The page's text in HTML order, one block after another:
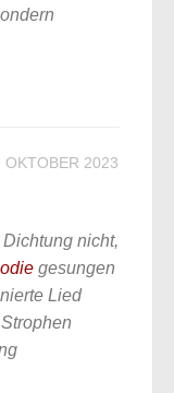
OKTOBER 2023
nicht,
gesungen
Lied